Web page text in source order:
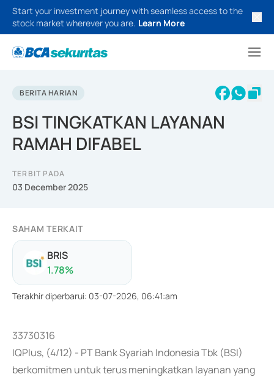
Start your investment journey with seamless access to the
stock market wherever you are. Learn More
BERITA HARIAN
BSI TINGKATKAN LAYANAN
RAMAH DIFABEL
TERBIT PADA
03 December 2025
SAHAM TERKAIT
BRIS
1.78%
Terakhir diperbarui: 03-07-2026, 06:41:am
33730316
IQPlus, (4/12) - PT Bank Syariah Indonesia Tbk (BSI)
berkomitmen untuk terus meningkatkan layanan yang